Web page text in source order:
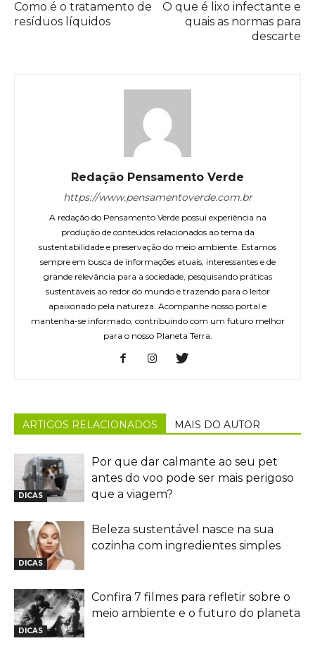
Como é o tratamento de
resíduos líquidos
O que é lixo infectante e
quais as normas para
descarte
Redação Pensamento Verde
https://www.pensamentoverde.com.br
A redação do Pensamento Verde possui experiência na
produção de conteúdos relacionados ao tema da
sustentabilidade e preservação do meio ambiente. Estamos
sempre em busca de informações atuais, interessantes e de
grande relevância para a sociedade, pesquisando práticas
sustentáveis ao redor do mundo e trazendo para o leitor
apaixonado pela natureza. Acompanhe nosso portal e
mantenha-se informado, contribuindo com um futuro melhor
para o nosso Planeta Terra.
ARTIGOS RELACIONADOS MAIS DO AUTOR
DICAS
Por que dar calmante ao seu pet
antes do voo pode ser mais perigoso
que a viagem?
DICAS
Beleza sustentável nasce na sua
cozinha com ingredientes simples
DICAS
Confira 7 filmes para refletir sobre o
meio ambiente e o futuro do planeta